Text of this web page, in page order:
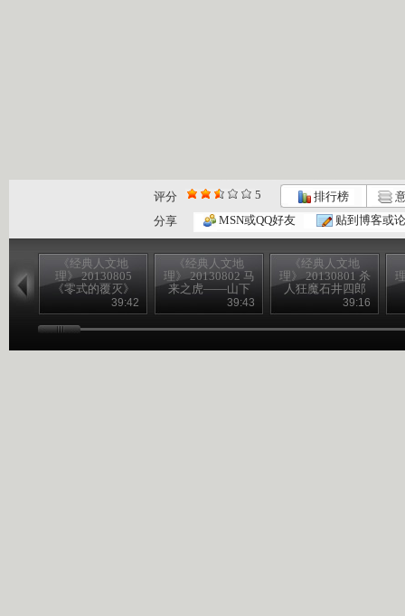
评分 5 排行榜
分享
MSN或QQ好友 贴到博客或
《经典人文地
理》 20130805
《零式的覆灭》
39:42
《经典人文地
理》 20130802 马
来之虎——山下
39:43
《经典人文地
理》 20130801 杀
人狂魔石井四郎
39:16